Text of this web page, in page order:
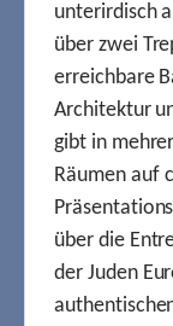
unterirdisch
über zwei
erreichbare
Architektur
gibt in
Räumen auf
über die
der Juden